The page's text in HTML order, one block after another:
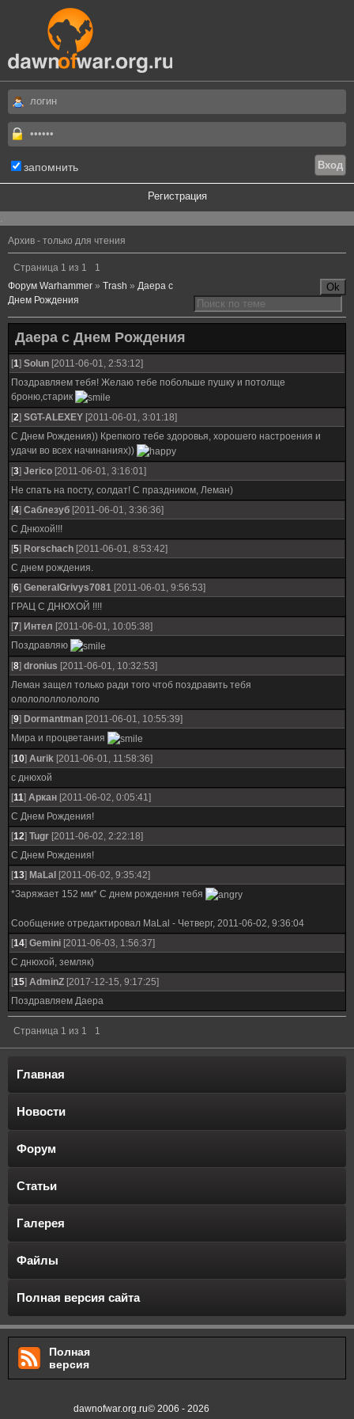
запомнить
Регистрация
.
Архив - только для чтения
Страница 1 из 1
1
Форум Warhammer » Trash » Даера с
Днем Рождения
Даера с Днем Рождения
[1] Solun [2011-06-01, 2:53:12]
Поздравляем тебя! Желаю тебе побольше пушку и потолще
броню,старик
[2] SGT-ALEXEY [2011-06-01, 3:01:18]
С Днем Рождения)) Крепкого тебе здоровья, хорошего настроения и
удачи во всех начинаниях))
[3] Jerico [2011-06-01, 3:16:01]
Не спать на посту, солдат! С праздником, Леман)
[4] Саблезуб [2011-06-01, 3:36:36]
С Днюхой!!!
[5] Rorschach [2011-06-01, 8:53:42]
С днем рождения.
[6] GeneralGrivys7081 [2011-06-01, 9:56:53]
ГРАЦ С ДНЮХОЙ !!!!
[7] Интел [2011-06-01, 10:05:38]
Поздравляю
[8] dronius [2011-06-01, 10:32:53]
Леман защел только ради того чтоб поздравить тебя
ололололлолололо
[9] Dormantman [2011-06-01, 10:55:39]
Мира и процветания
[10] Aurik [2011-06-01, 11:58:36]
с днюхой
[11] Аркан [2011-06-02, 0:05:41]
С Днем Рождения!
[12] Tugr [2011-06-02, 2:22:18]
C Днем Рождения!
[13] MaLal [2011-06-02, 9:35:42]
*Заряжает 152 мм* С днем рождения тебя
Сообщение отредактировал MaLal - Четверг, 2011-06-02, 9:36:04
[14] Gemini [2011-06-03, 1:56:37]
С днюхой, земляк)
[15] AdminZ [2017-12-15, 9:17:25]
Поздравляем Даера
Страница 1 из 1 1
Главная
Новости
Форум
Статьи
Галерея
Файлы
Полная версия сайта
Полная
версия
dawnofwar.org.ru© 2006 - 2026